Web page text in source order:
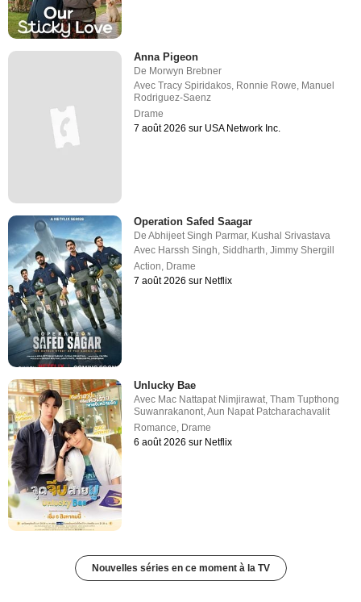
Anna Pigeon
De Morwyn Brebner
AvecTracy Spiridakos, Ronnie Rowe, Manuel
Rodriguez-Saenz
Drame
7 août 2026 sur USA Network Inc.
Operation Safed Saagar
DeAbhijeet Singh Parmar, Kushal Srivastava
Avec Harssh Singh ,Siddharth ,Jimmy Shergill
Action Drame
7 août 2026 sur Netflix
Unlucky Bae
Avec Mac Nattapat Nimjirawat,Tham Tupthong
Suwanrakanont,Aun Napat Patcharachavalit
Romance, Drame
6 août 2026 sur Netflix
Nouvelles séries en ce moment à la TV